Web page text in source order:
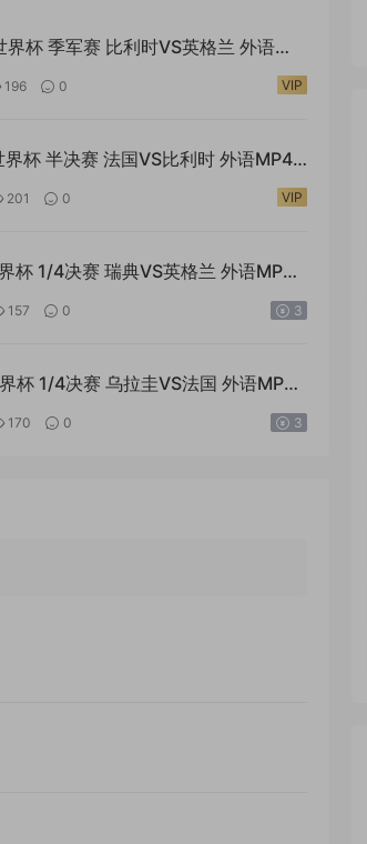
杯 季军赛 比利时VS英格兰 外语
196 0 VIP
杯 半决赛 法国VS比利时 外语MP4
201 0 VIP
杯 1/4决赛 瑞典VS英格兰 外语MP4
157 0 3
杯 1/4决赛 乌拉圭VS法国 外语MP4
170 0 3